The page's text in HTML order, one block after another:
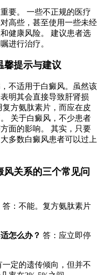
要。 一些不正规的医疗
高些，甚至使用一些未经
健康风险。 建议患者选
进行治疗。
馨提示与建议
不适用于白癜风。虽然该
明其会直接导致肝肾损
方氨肽素片，而应在皮
关于白癜风，不少患者
面的影响。 其实，只要
多数白癜风患者可以过上
风关系的三个常见问
答：不能。复方氨肽素片
怎么办？ 答：应立即停
定的遗传倾向，但并不